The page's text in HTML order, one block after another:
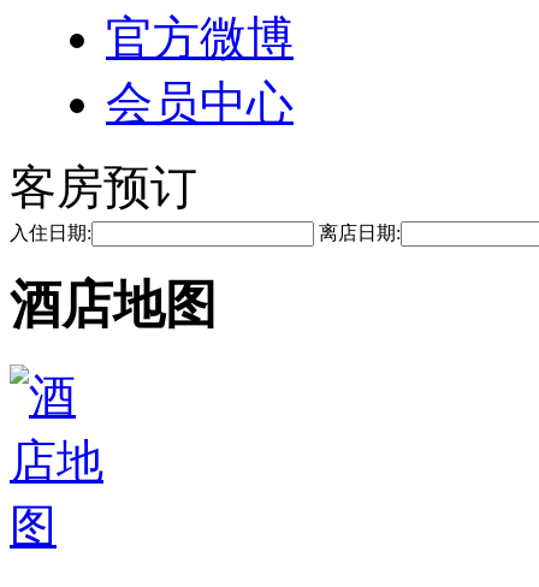
官方微博
会员中心
客房预订
入住日期: 离店日期:
酒店地图